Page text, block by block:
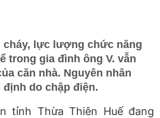
cháy, lực lượng chức năng
trong gia đình ông V. vẫn
căn nhà. Nguyên nhân
do chập điện.
tỉnh Thừa Thiên Huế đang